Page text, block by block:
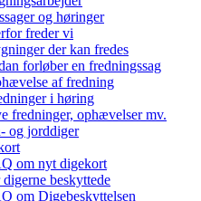
og høringer
freder vi
der kan fredes
forløber en fredningssag
af fredning
i høring
fredninger, ophævelser mv.
og jorddiger
om nyt digekort
beskyttede
om Digebeskyttelsen